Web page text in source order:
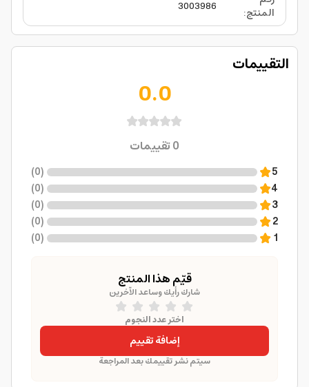
المنتج:
3003986
التقييمات
0.0
0تقييمات
5
(
0
)
4
(
0
)
3
(
0
)
2
(
0
)
1
(
0
)
قيّم هذا المنتج
شارك رأيك وساعد الآخرين
اختر عدد النجوم
إضافة تقييم
سيتم نشر تقييمك بعد المراجعة